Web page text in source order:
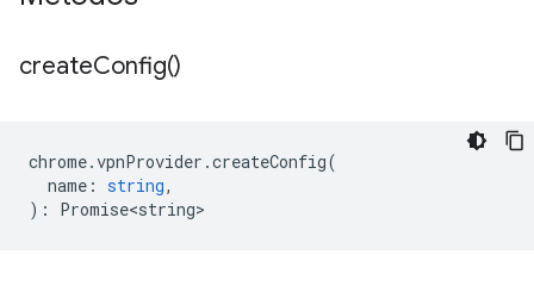
createConfig()
chrome.vpnProvider .createConfig(
name : string,
) : Promise<string>